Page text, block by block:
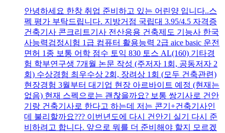
안녕하세요 한창 취업 준비하고 있는 어린양 입니다..스
펙 평가 부탁드립니다. 지방거점 국립대 3.95/4.5 자격증
건축기사 콘크리트기사 전산응용 건축제도 기능사 한국
사능력검정시험 1급 컴퓨터 활용능력 2급 aice basic 운전
면허 1종 보통 어학 점수 토익 830 토스 AL(160) 기타경
험 학부연구생 7개월 논문 작성 (주저자 1회, 공동저자 2
회) 수상경험 최우수상 2회, 장려상 1회 (모두 건축관련)
현장경험 3월부터 대기업 현장 아르바이트 예정 (현재는
없음) 현재 스펙으로는 괜찮을까요? 보통 쌍기사로 건안
기랑 건축기사로 한다고 하는데 저는 콘기+건축기사인
데 불리할까요??? 이번년도에 다시 건안기 실기 다시 준
비하려고 합니다. 앞으로 뭐를 더 준비해야 할지 모르겠